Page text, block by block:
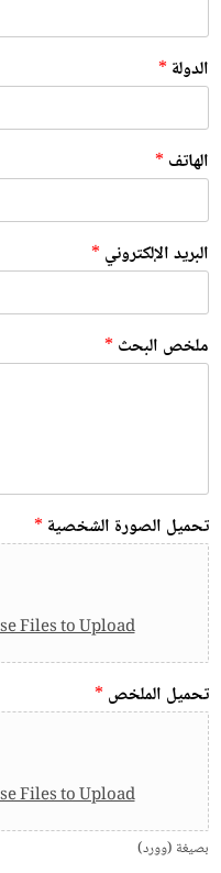
م
ل
ا
إ
ل
ك
ر
و
ن
الدولة *
الهاتف *
البريد الإلكتروني *
ملخص البحث *
تحميل الصورة الشخصية *
Files to Upload
تحميل الملخص *
Files to Upload
بصيغة (وورد)